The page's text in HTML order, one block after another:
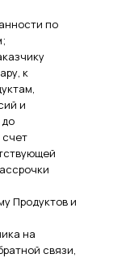
по
к
и
счет
Продуктов и
на
связи,